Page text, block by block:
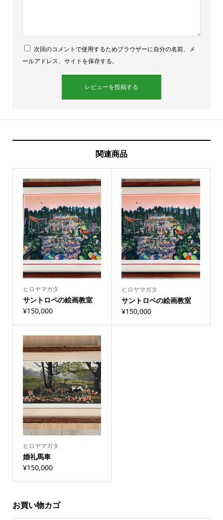
次回のコメントで使用するためブラウザーに自分の名前、メ
ールアドレス、サイトを保存する。
関連商品
ヒロヤマガタ
サントロペの絵画教室
¥150,000
ヒロヤマガタ
サントロペの絵画教室
¥150,000
ヒロヤマガタ
婚礼馬車
¥150,000
お買い物カゴ